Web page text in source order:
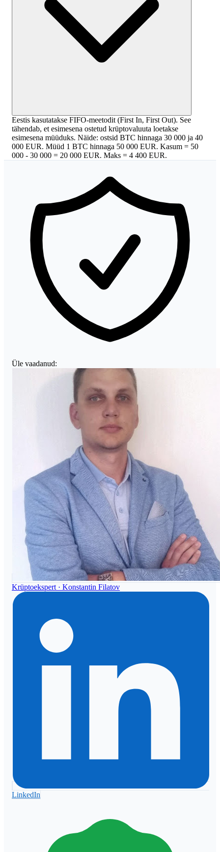
Eestis kasutatakse FIFO-meetodit (First In, First Out). See
tähendab, et esimesena ostetud krüptovaluuta loetakse
esimesena müüduks. Näide: ostsid BTC hinnaga 30 000 ja 40
000 EUR. Müüd 1 BTC hinnaga 50 000 EUR. Kasum = 50
000 - 30 000 = 20 000 EUR. Maks = 4 400 EUR.
Üle vaadanud:
Krüptoekspert · Konstantin Filatov
LinkedIn